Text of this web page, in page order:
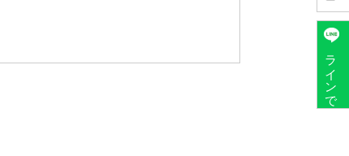
ラインで予約